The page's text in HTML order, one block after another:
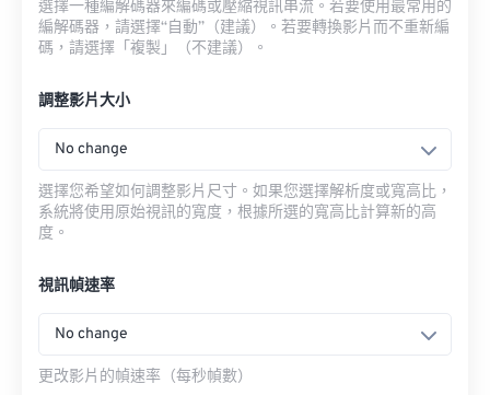
選擇一種編解碼器來編碼或壓縮視訊串流。若要使用最常用的
編解碼器，請選擇“自動”（建議）。若要轉換影片而不重新編
碼，請選擇「複製」（不建議）。
調整影片大小
No change
選擇您希望如何調整影片尺寸。如果您選擇解析度或寬高比，
系統將使用原始視訊的寬度，根據所選的寬高比計算新的高
度。
視訊幀速率
No change
更改影片的幀速率（每秒幀數）